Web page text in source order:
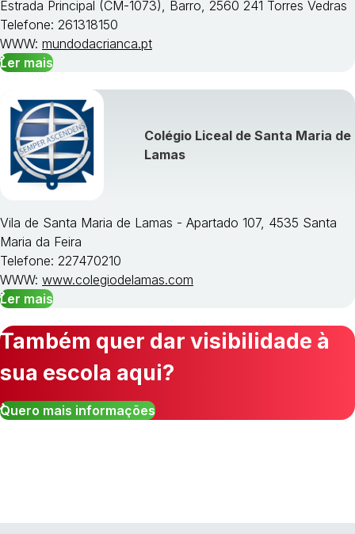
Estrada Principal (CM-1073), Barro, 2560 241 Torres Vedras
Telefone: 261318150
WWW: mundodacrianca.pt
Ler mais
Colégio Liceal de Santa Maria de
Lamas
Vila de Santa Maria de Lamas - Apartado 107, 4535 Santa
Maria da Feira
Telefone: 227470210
WWW: www.colegiodelamas.com
Ler mais
Também quer dar visibilidade à
sua escola aqui?
Quero mais informações